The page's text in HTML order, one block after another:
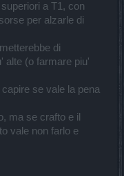
a T1, con
per alzarle di
di
alte (o farmare piu'
se vale la pena
ma se crafto e il
vale non farlo e